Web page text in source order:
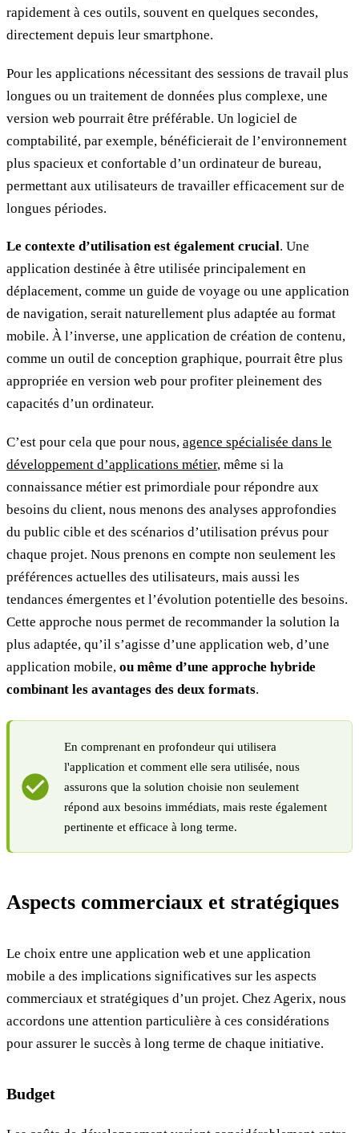
rapidement à ces outils, souvent en quelques secondes,
directement depuis leur smartphone.
Pour les applications nécessitant des sessions de travail plus
longues ou un traitement de données plus complexe, une
version web pourrait être préférable. Un logiciel de
comptabilité, par exemple, bénéficierait de l’environnement
plus spacieux et confortable d’un ordinateur de bureau,
permettant aux utilisateurs de travailler efficacement sur de
longues périodes.
Le contexte d’utilisation est également crucial. Une
application destinée à être utilisée principalement en
déplacement, comme un guide de voyage ou une application
de navigation, serait naturellement plus adaptée au format
mobile. À l’inverse, une application de création de contenu,
comme un outil de conception graphique, pourrait être plus
appropriée en version web pour profiter pleinement des
capacités d’un ordinateur.
C’est pour cela que pour nous, agence spécialisée dans le
développement d’applications métier, même si la
connaissance métier est primordiale pour répondre aux
besoins du client, nous menons des analyses approfondies
du public cible et des scénarios d’utilisation prévus pour
chaque projet. Nous prenons en compte non seulement les
préférences actuelles des utilisateurs, mais aussi les
tendances émergentes et l’évolution potentielle des besoins.
Cette approche nous permet de recommander la solution la
plus adaptée, qu’il s’agisse d’une application web, d’une
application mobile, ou même d’une approche hybride
combinant les avantages des deux formats.
En comprenant en profondeur qui utilisera
l'application et comment elle sera utilisée, nous
assurons que la solution choisie non seulement
répond aux besoins immédiats, mais reste également
pertinente et efficace à long terme.
Aspects commerciaux et stratégiques
Le choix entre une application web et une application
mobile a des implications significatives sur les aspects
commerciaux et stratégiques d’un projet. Chez Agerix, nous
accordons une attention particulière à ces considérations
pour assurer le succès à long terme de chaque initiative.
Budget